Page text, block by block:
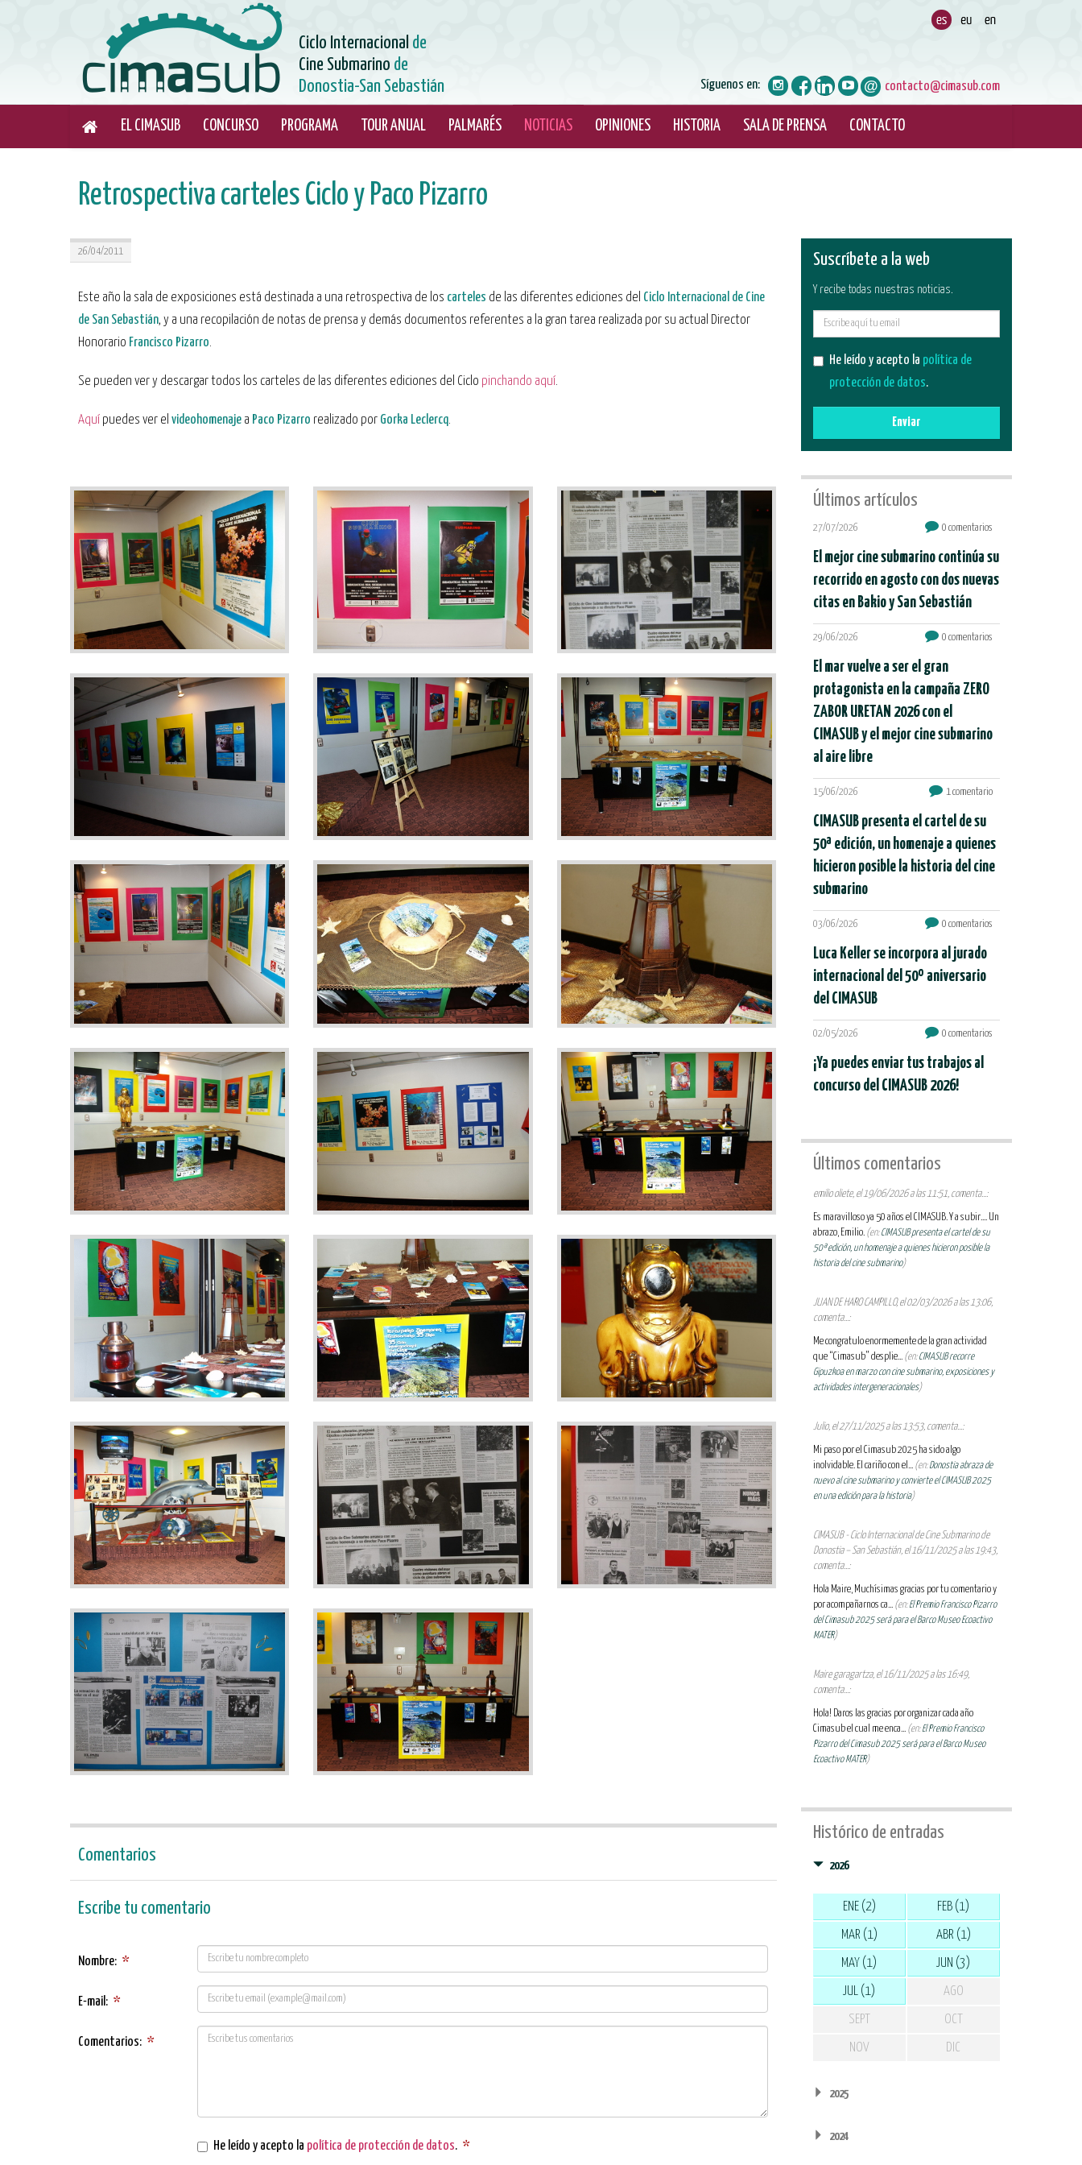
Ciclo Internacional de
Cine Submarino de
Donostia-San Sebastián
contacto@cimasub.com
Síguenos en:
EL CIMASUB CONCURSO PROGRAMA TOUR ANUAL PALMARÉS NOTICIAS OPINIONES HISTORIA SALA DE PRENSA CONTACTO
Retrospectiva carteles Ciclo y Paco Pizarro
26/04/2011
Este año la sala de exposiciones está destinada a una retrospectiva de los carteles de las diferentes ediciones del Ciclo Internacional de Cine
de San Sebastián, y a una recopilación de notas de prensa y demás documentos referentes a la gran tarea realizada por su actual Director
Honorario Francisco Pizarro.
Se pueden ver y descargar todos los carteles de las diferentes ediciones del Ciclo pinchando aquí.
Aquí puedes ver el videohomenaje a Paco Pizarro realizado por Gorka Leclercq.
Comentarios
Escribe tu comentario
Nombre: *
E-mail: *
Comentarios: *
He leído y acepto la política de protección de datos. *
Suscríbete a la web
Y recibe todas nuestras noticias.
He leído y acepto la política de
protección de datos.
Enviar
Últimos artículos
27/07/2026 0 comentarios
El mejor cine submarino continúa su
recorrido en agosto con dos nuevas
citas en Bakio y San Sebastián
29/06/2026 0 comentarios
El mar vuelve a ser el gran
protagonista en la campaña ZERO
ZABOR URETAN 2026 con el
CIMASUB y el mejor cine submarino
al aire libre
15/06/2026 1 comentario
CIMASUB presenta el cartel de su
50ª edición, un homenaje a quienes
hicieron posible la historia del cine
submarino
03/06/2026 0 comentarios
Luca Keller se incorpora al jurado
internacional del 50º aniversario
del CIMASUB
02/05/2026 0 comentarios
¡Ya puedes enviar tus trabajos al
concurso del CIMASUB 2026!
Últimos comentarios
emilio oliete, el 19/06/2026 a las 11:51, comenta...:
Es maravilloso ya 50 años el CIMASUB. Y a subir.... Un
abrazo, Emilio. (en:CIMASUB presenta el cartel de su
50ª edición, un homenaje a quienes hicieron posible la
historia del cine submarino)
JUAN DE HARO CAMPILLO, el 02/03/2026 a las 13:06,
comenta...:
Me congratulo enormemente de la gran actividad
que “Cimasub” desplie... (en:CIMASUB recorre
Gipuzkoa en marzo con cine submarino, exposiciones y
actividades intergeneracionales)
Julio, el 27/11/2025 a las 13:53, comenta...:
Mi paso por el Cimasub 2025 ha sido algo
inolvidable. El cariño con el... (en:Donostia abraza de
nuevo al cine submarino y convierte el CIMASUB 2025
en una edición para la historia)
CIMASUB - Ciclo Internacional de Cine Submarino de
Donostia – San Sebastián, el 16/11/2025 a las 19:43,
comenta...:
Hola Maire, Muchísimas gracias por tu comentario y
por acompañarnos ca... (en:El Premio Francisco Pizarro
del Cimasub 2025 será para el Barco Museo Ecoactivo
MATER)
Maire garagartza, el 16/11/2025 a las 16:49,
comenta...:
Hola! Daros las gracias por organizar cada año
Cimasub el cual me enca... (en:El Premio Francisco
Pizarro del Cimasub 2025 será para el Barco Museo
Ecoactivo MATER)
Histórico de entradas
2026
ENE (2) FEB (1)
MAR (1) ABR (1)
MAY (1) JUN (3)
JUL (1) AGO
SEPT OCT
NOV DIC
2025
2024